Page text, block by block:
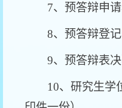
7、预答辩申
8、预答辩登
9、预答辩表
10、研究生学